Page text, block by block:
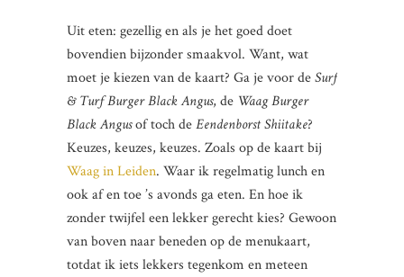
Uit eten: gezellig en als je het goed doet
bovendien bijzonder smaakvol. Want, wat
moet je kiezen van de kaart? Ga je voor deSurf
& Turf Burger Black Angus, de Waag Burger
Black Angusof toch deEendenborst Shiitake?
Keuzes, keuzes, keuzes. Zoals op de kaart bij
Waag in Leiden. Waar ik regelmatig lunch en
ook af en toe ’s avonds ga eten. En hoe ik
zonder twijfel een lekker gerecht kies? Gewoon
van boven naar beneden op de menukaart,
totdat ik iets lekkers tegenkom en meteen